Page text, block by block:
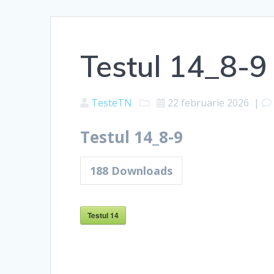
Testul 14_8-9
TesteTN 22 februarie 2026 |
Testul 14_8-9
188 Downloads
Testul 14